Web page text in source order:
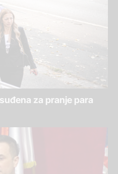
za pranje para